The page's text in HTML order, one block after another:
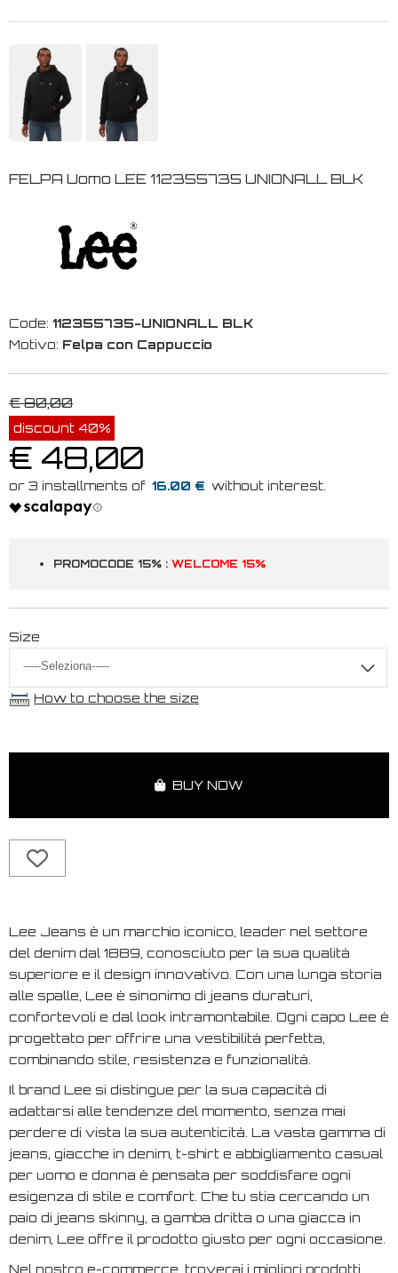
FELPA Uomo LEE 112355735 UNIONALL BLK
Code: 112355735-UNIONALL BLK
Motivo: Felpa con Cappuccio
€ 80,00
discount 40%
€ 48,00
16.00 €
PROMOCODE 15% : WELCOME 15%
Size
How to choose the size
BUY NOW
Lee Jeans è un marchio iconico, leader nel settore
del denim dal 1889, conosciuto per la sua qualità
superiore e il design innovativo. Con una lunga storia
alle spalle, Lee è sinonimo di jeans duraturi,
confortevoli e dal look intramontabile. Ogni capo Lee è
progettato per offrire una vestibilità perfetta,
combinando stile, resistenza e funzionalità.
Il brand Lee si distingue per la sua capacità di
adattarsi alle tendenze del momento, senza mai
perdere di vista la sua autenticità. La vasta gamma di
jeans, giacche in denim, t-shirt e abbigliamento casual
per uomo e donna è pensata per soddisfare ogni
esigenza di stile e comfort. Che tu stia cercando un
paio di jeans skinny, a gamba dritta o una giacca in
denim, Lee offre il prodotto giusto per ogni occasione.
Nel nostro e-commerce, troverai i migliori prodotti